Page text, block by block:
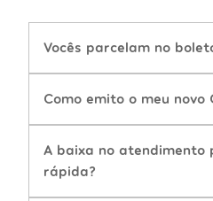
Vocês parcelam no
Como emito o meu novo
A baixa no atendimento
rápida?